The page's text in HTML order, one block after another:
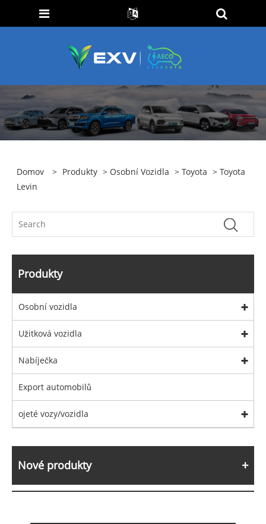
Domov > Produkty > Osobní Vozidla >Toyota > Toyota
Levin
Produkty
Osobní vozidla
Užitková vozidla
Nabíječka
Export automobilů
ojeté vozy/vozidla
Nové produkty